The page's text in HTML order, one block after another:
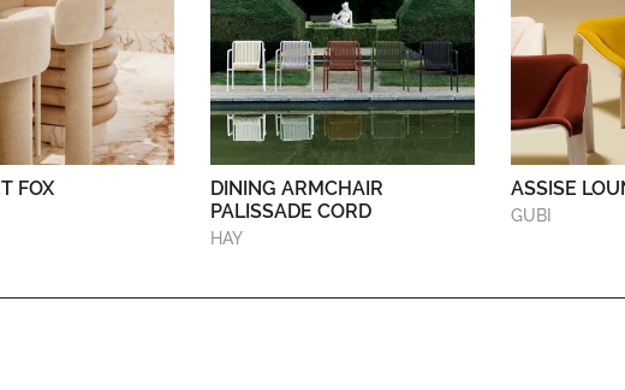
FOX
DINING ARMCHAIR
PALISSADE CORD
HAY
ASSISE
GUBI